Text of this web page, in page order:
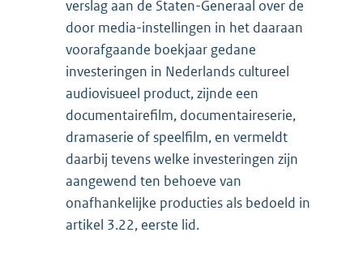
verslag aan de Staten-Generaal over de
door media-instellingen in het daaraan
voorafgaande boekjaar gedane
investeringen in Nederlands cultureel
audiovisueel product, zijnde een
documentairefilm, documentaireserie,
dramaserie of speelfilm, en vermeldt
daarbij tevens welke investeringen zijn
aangewend ten behoeve van
onafhankelijke producties als bedoeld in
artikel 3.22, eerste lid.